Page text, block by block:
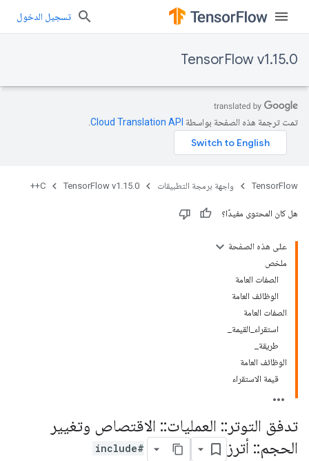
تسجيل الدخول
TensorFlow v1.15.0
تمت ترجمة هذه الصفحة بواسطة Cloud Translation API‏
TensorFlow واجهة برمجة التطبيقات TensorFlow v1.15.0
C++
هل كان المحتوى مفيدًا؟
على هذه الصفحة
ملخص
الصفات العامة
الوظائف العامة
الصفات العامة
استقراء_القيمة_
طريقة_
الوظائف العامة
قيمة الاستقراء
تدفق التوتر :: العمليات:: الاقتصاص وتغيير
الحجم:: أترز
#include